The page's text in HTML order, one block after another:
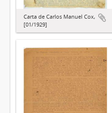
Carta de Carlos Manuel Cox,
[01/1929]